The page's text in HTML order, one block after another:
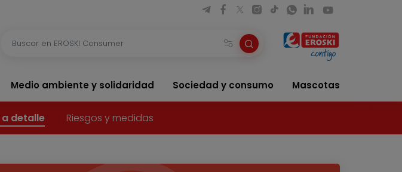
Medio ambiente y solidaridad Sociedad y consumo Mascotas
detalle Riesgos y medidas